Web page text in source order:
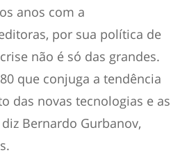
anos com a
por sua política de
não é só das grandes.
que conjuga a tendência
das novas tecnologias e as
Bernardo Gurbanov,